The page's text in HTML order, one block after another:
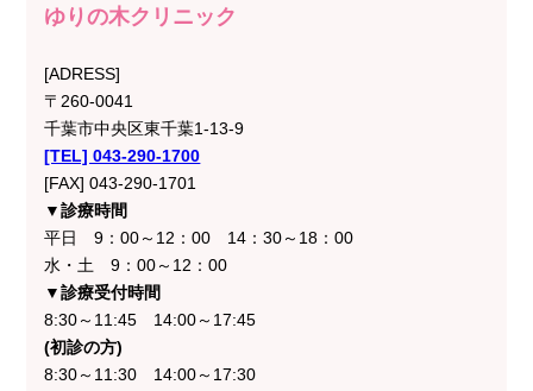
ゆりの木クリニック
[ADRESS]
〒260-0041
千葉市中央区東千葉1-13-9
[TEL] 043-290-1700
[FAX] 043-290-1701
▼診療時間
平日 9：00～12：00 14：30～18：00
水・土 9：00～12：00
▼診療受付時間
8:30～11:45 14:00～17:45
(初診の方)
8:30～11:30 14:00～17:30